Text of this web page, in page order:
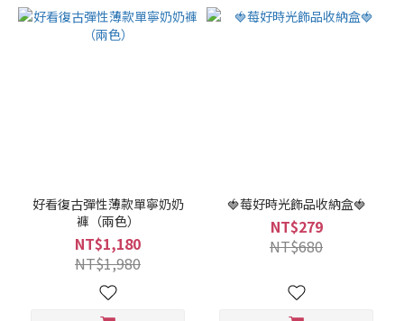
好看復古彈性薄款單寧奶奶
褲（兩色）
NT$1,180
NT$1,980
🍓莓好時光飾品收納盒🍓
NT$279
NT$680